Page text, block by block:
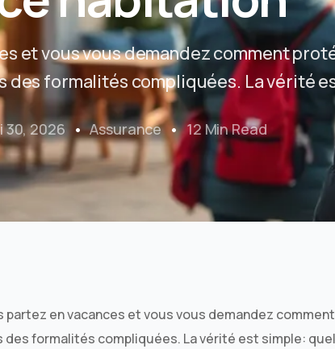
et vous vous demandez comment
des formalités compliquées. La vérité
30, 2026 Assurance 12 Min Read
partez en vacances et vous vous demandez
des formalités compliquées. La vérité est simple: